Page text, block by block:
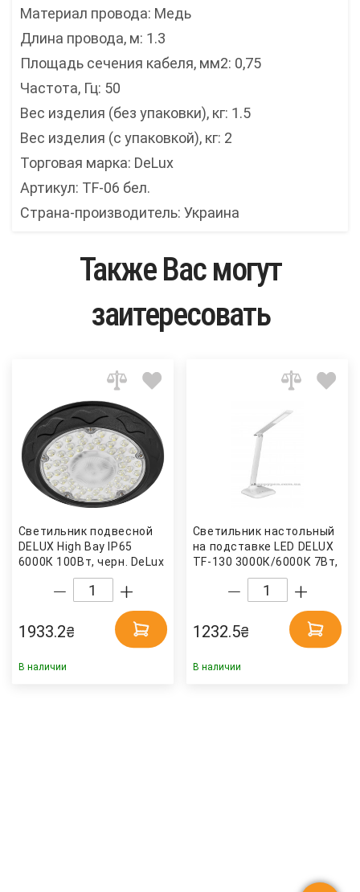
Материал провода: Медь
Длина провода, м: 1.3
Площадь сечения кабеля, мм2: 0,75
Частота, Гц: 50
Вес изделия (без упаковки), кг: 1.5
Вес изделия (с упаковкой), кг: 2
Торговая марка: DeLux
Артикул: TF-06 бел.
Страна-производитель: Украина
Также Вас могут
заитересовать
Светильник подвесной
DELUX High Bay IP65
6000К 100Вт, черн. DeLux
1933.2₴
В наличии
Светильник настольный
на подставке LED DELUX
TF-130 3000К/6000К 7Вт,
бел. DeLux
1232.5₴
В наличии